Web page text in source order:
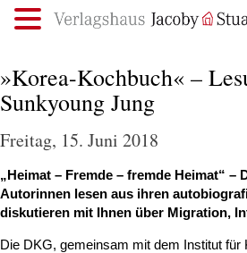
»Korea-Kochbuch« –
Sunkyoung Jung
Freitag, 15. Juni 2018
„Heimat – Fremde – fremde Heimat“ –
Autorinnen lesen aus ihren
diskutieren mit Ihnen über Migration,
Die DKG, gemeinsam mit dem Institut für